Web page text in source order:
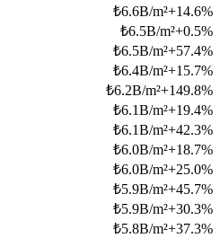
₺6.6B/m²+14.6%
₺6.5B/m²+0.5%
₺6.5B/m²+57.4%
₺6.4B/m²+15.7%
₺6.2B/m²+149.8%
₺6.1B/m²+19.4%
₺6.1B/m²+42.3%
₺6.0B/m²+18.7%
₺6.0B/m²+25.0%
₺5.9B/m²+45.7%
₺5.9B/m²+30.3%
₺5.8B/m²+37.3%